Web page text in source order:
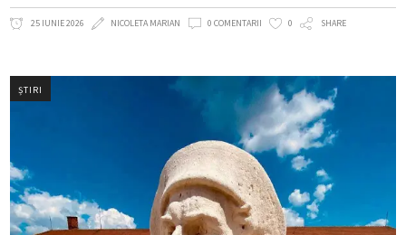
25 IUNIE 2026 NICOLETA MARIAN 0 COMENTARII 0 SHARE
ȘTIRI